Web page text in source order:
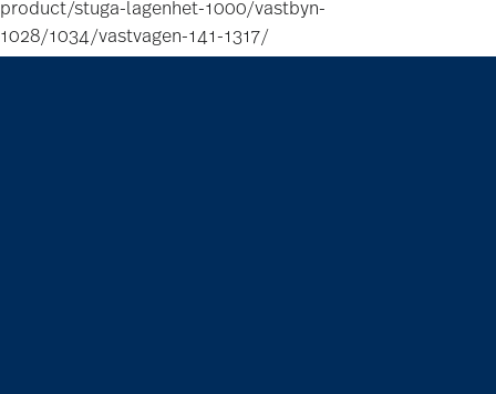
product/stuga-lagenhet-1000/vastbyn-
1028/1034/vastvagen-141-1317/